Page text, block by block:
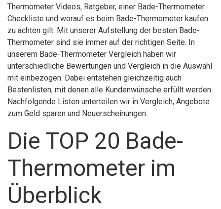
Thermometer Videos, Ratgeber, einer Bade-Thermometer
Checkliste und worauf es beim Bade-Thermometer kaufen
zu achten gilt. Mit unserer Aufstellung der besten Bade-
Thermometer sind sie immer auf der richtigen Seite. In
unserem Bade-Thermometer Vergleich haben wir
unterschiedliche Bewertungen und Vergleich in die Auswahl
mit einbezogen. Dabei entstehen gleichzeitig auch
Bestenlisten, mit denen alle Kundenwünsche erfüllt werden.
Nachfolgende Listen unterteilen wir in Vergleich, Angebote
zum Geld sparen und Neuerscheinungen.
Die TOP 20 Bade-
Thermometer im
Überblick